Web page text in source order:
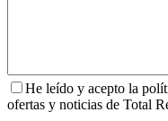
He leído y acepto la
ofertas y noticias de Total